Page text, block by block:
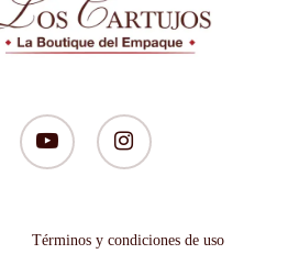
youtube instagram
Términos y condiciones de uso